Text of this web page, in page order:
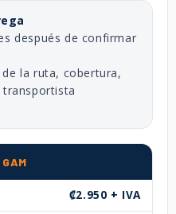
después de confirmar
de la ruta, cobertura,
transportista
GAM
₡2.950 + IVA